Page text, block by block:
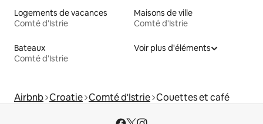
Logements de vacances
Comté d'Istrie
Maisons de ville
Comté d'Istrie
Bateaux
Comté d'Istrie
Voir plus d'éléments
Airbnb Croatie Comté d'Istrie Couettes et café